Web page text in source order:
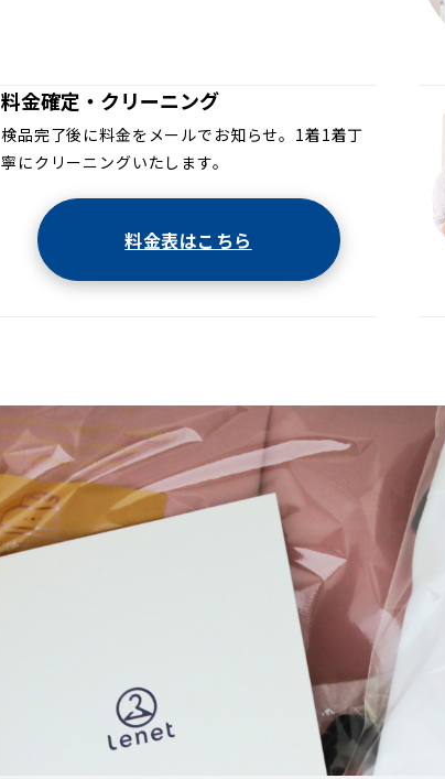
料金確定・クリーニング
検品完了後に料金をメールでお知らせ。1着1着丁
寧にクリーニングいたします。
料金表はこちら